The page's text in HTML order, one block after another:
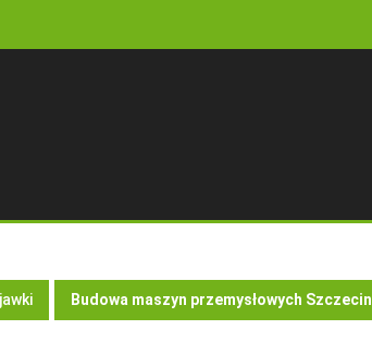
Budowa maszyn przemysłowych Szczecin